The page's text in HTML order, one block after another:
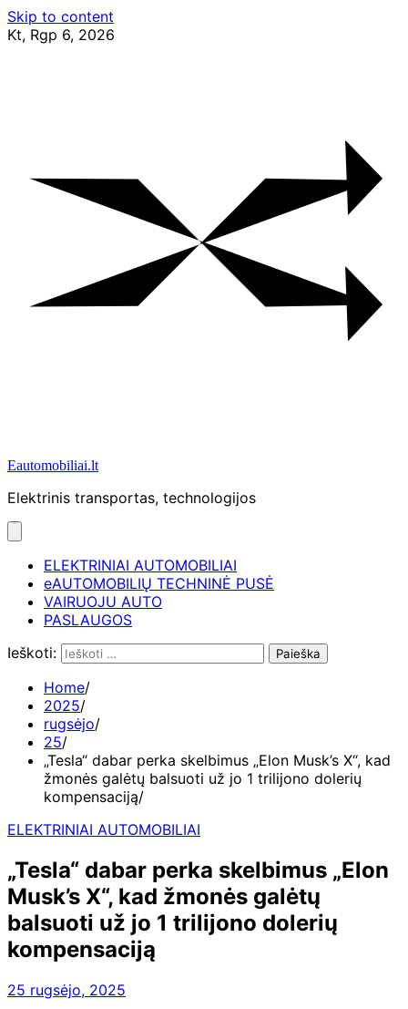
Skip to content
Kt, Rgp 6, 2026
Eautomobiliai.lt
Elektrinis transportas, technologijos
ELEKTRINIAI AUTOMOBILIAI
eAUTOMOBILIŲ TECHNINĖ PUSĖ
VAIRUOJU AUTO
PASLAUGOS
Ieškoti:
Home
2025
rugsėjo
25
„Tesla“ dabar perka skelbimus „Elon Musk’s X“, kad
žmonės galėtų balsuoti už jo 1 trilijono dolerių
kompensaciją
ELEKTRINIAI AUTOMOBILIAI
„Tesla“ dabar perka skelbimus „Elon
Musk’s X“, kad žmonės galėtų
balsuoti už jo 1 trilijono dolerių
kompensaciją
25 rugsėjo, 2025